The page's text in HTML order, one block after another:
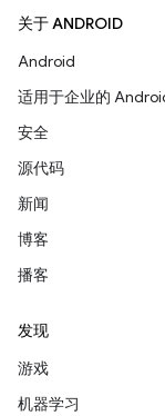
关于 ANDROID
Android
适用于企业的
安全
源代码
新闻
博客
播客
发现
游戏
机器学习